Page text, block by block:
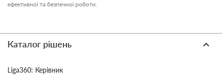
ефективної та безпечної роботи.
Каталог рішень
Liga360: Керівник